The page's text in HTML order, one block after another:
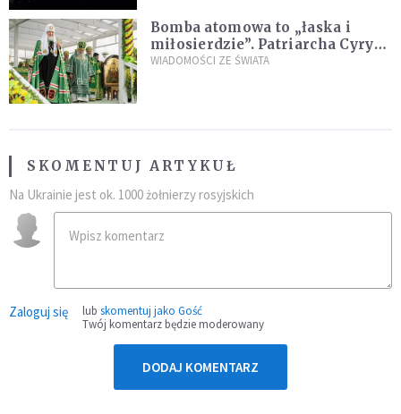
Bomba atomowa to „łaska i
miłosierdzie”. Patriarcha Cyryl
wychwala Putina
WIADOMOŚCI ZE ŚWIATA
SKOMENTUJ ARTYKUŁ
Na Ukrainie jest ok. 1000 żołnierzy rosyjskich
Zaloguj się lub skomentuj jako Gość
Twój komentarz będzie moderowany
DODAJ KOMENTARZ